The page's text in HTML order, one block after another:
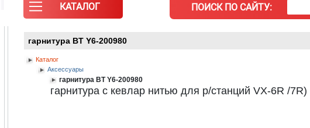
КАТАЛОГ ПОИСК ПО САЙТУ:
гарнитура BT Y6-200980
Каталог
Аксессуары
гарнитура BT Y6-200980
гарнитура с кевлар нитью для р/станций VX-6R /7R)